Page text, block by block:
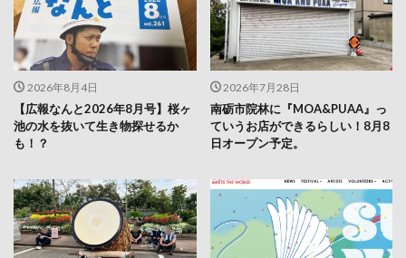
2026年8月4日
【広報なんと2026年8月号】桜ヶ
池の水を抜いて生き物探せるか
も！？
2026年7月28日
南砺市院林に『MOA&PUAA』っ
ていうお店ができるらしい！8月8
日オープン予定。